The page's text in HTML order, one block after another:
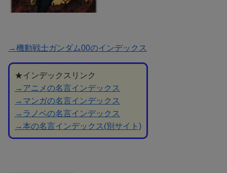
→機動戦士ガンダム00のインデックス
★インデックスリンク
→アニメの名言インデックス
→マンガの名言インデックス
→ラノベの名言インデックス
→本の名言インデックス(別サイト)